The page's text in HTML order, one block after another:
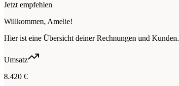
Jetzt empfehlen
Willkommen, Amelie!
Hier ist eine Übersicht deiner Rechnungen und Kunden.
Umsatz
8.420 €